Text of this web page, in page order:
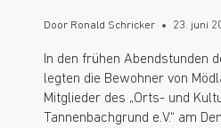
Door Ronald Schricker 23. juni
In den frühen Abendstunden
legten die Bewohner von
Mitglieder des „Orts- und
Tannenbachgrund e.V.“ am